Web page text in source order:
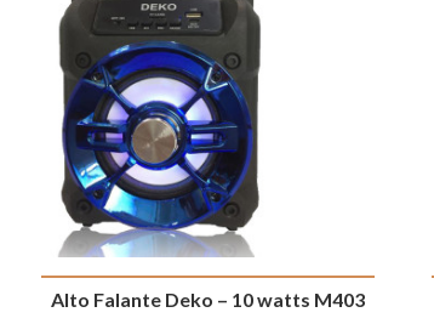
Alto Falante Deko – 10 watts M403